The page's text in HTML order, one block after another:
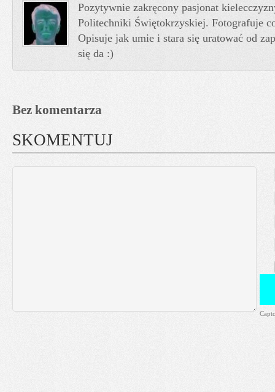
Pozytywnie zakręcony pasjonat
Politechniki Świętokrzyskiej. Fotografuje
Opisuje jak umie i stara się uratować od
się da :)
Bez komentarza
SKOMENTUJ